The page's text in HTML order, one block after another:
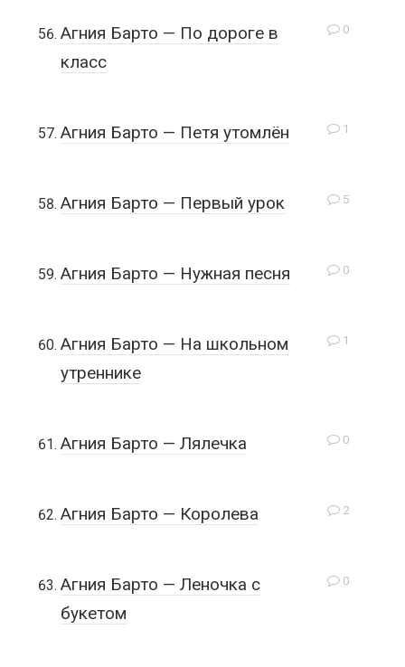
0
Агния Барто — По дороге в
класс
1
Агния Барто — Петя утомлён
5
Агния Барто — Первый урок
0
Агния Барто — Нужная песня
1
Агния Барто — На школьном
утреннике
0
Агния Барто — Лялечка
2
Агния Барто — Королева
0
Агния Барто — Леночка с
букетом